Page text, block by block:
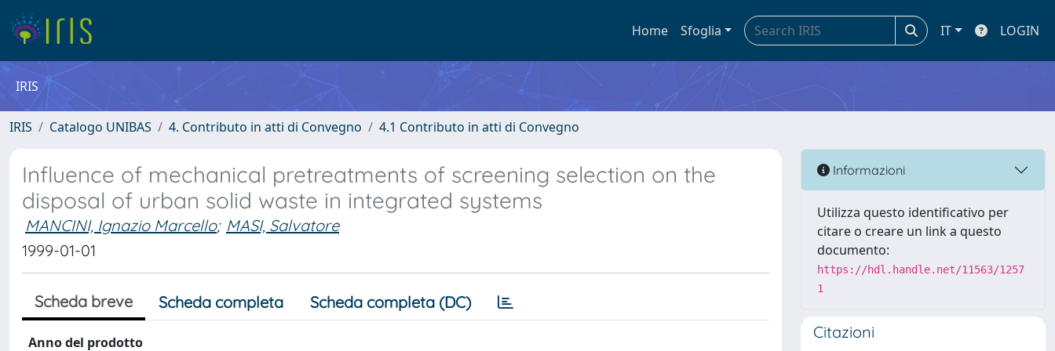
Home Sfoglia IT LOGIN
IRIS
IRIS Catalogo UNIBAS 4. Contributo in atti di Convegno 4.1 Contributo in atti di Convegno
Influence of mechanical pretreatments of screening selection on the
disposal of urban solid waste in integrated systems
MANCINI, Ignazio Marcello; MASI, Salvatore
1999-01-01
Scheda breve Scheda completa Scheda completa (DC)
Anno del prodotto
Informazioni
Utilizza questo identificativo per
citare o creare un link a questo
documento:
https://hdl.handle.net/11563/1257
1
Citazioni